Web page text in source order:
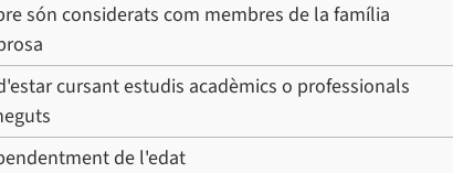
són considerats com membres de la família
cursant estudis acadèmics o professionals
de l'edat